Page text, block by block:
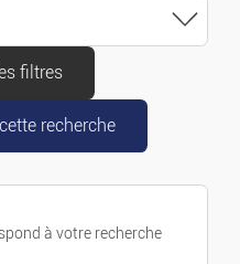
filtres
recherche
à votre recherche